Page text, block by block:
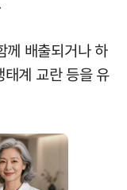
께 배출되거나 하
계 교란 등을 유